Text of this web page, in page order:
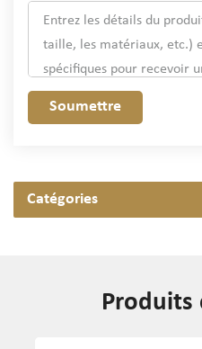
Soumettre
Catégories
Produits